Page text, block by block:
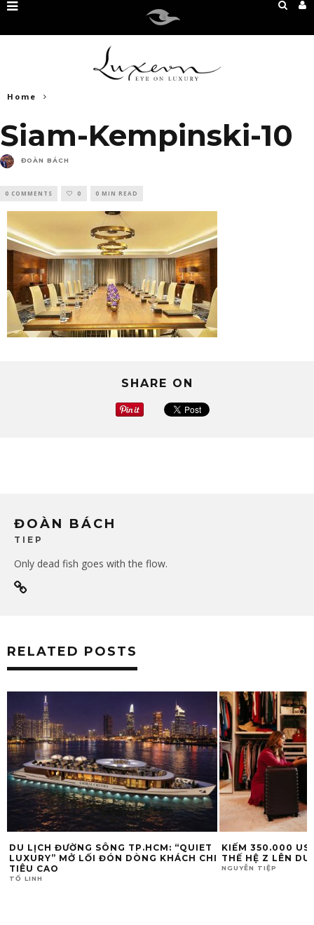
Home
Siam-Kempinski-10
ĐOÀN BÁCH
0 COMMENTS 0 0 MIN READ
SHARE ON
ĐOÀN BÁCH
TIEP
Only dead fish goes with the flow.
RELATED POSTS
DU LỊCH ĐƯỜNG SÔNG TP.HCM: “QUIET
LUXURY” MỞ LỐI ĐÓN DÒNG KHÁCH CHI
TIÊU CAO
TỐ LINH
KIẾM 350.000
THẾ HỆ Z LÊN DU
NGUYỄN TIỆP